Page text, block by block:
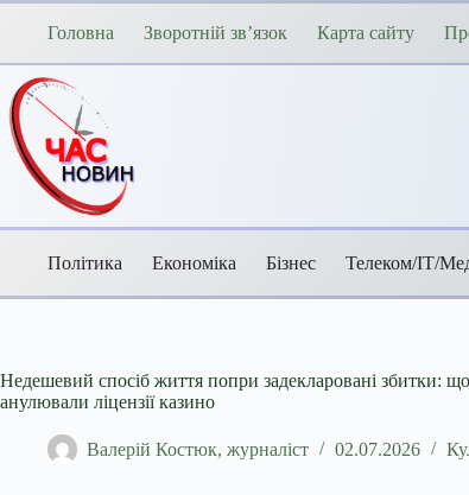
Перейти
Головна Зворотній зв’язок Карта сайту
Політика Економіка Бізнес Телеком/ІТ/
Недешевий спосіб життя попри задекларовані збитки:
анулювали ліцензії казино
Валерій Костюк, журналіст 02.07.2026